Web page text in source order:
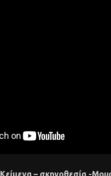
Κείμενα – σκηνοθεσία -